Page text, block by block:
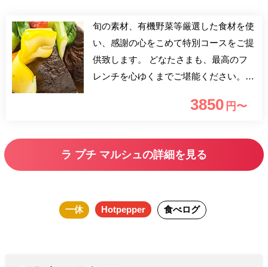
旬の素材、有機野菜等厳選した食材を使
い、感謝の心をこめて特別コースをご提
供致します。 どなたさまも、最高のフ
レンチを心ゆくまでご堪能ください。
ランチタイムは現金のみのお支払いとな
3850 円〜
ラ プチ マルシュの詳細を見る
一休 Hotpepper 食べログ